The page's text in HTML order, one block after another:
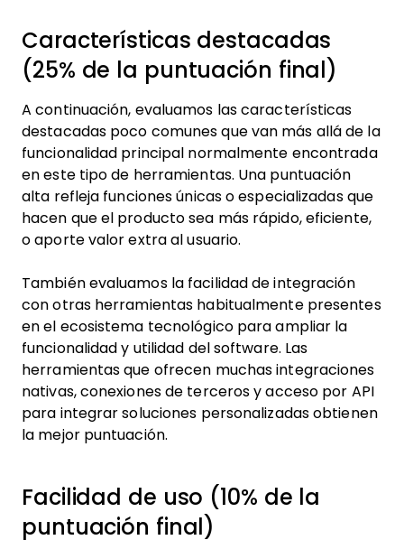
Características destacadas
(25% de la puntuación final)
A continuación, evaluamos las características
destacadas poco comunes que van más allá de la
funcionalidad principal normalmente encontrada
en este tipo de herramientas. Una puntuación
alta refleja funciones únicas o especializadas que
hacen que el producto sea más rápido, eficiente,
o aporte valor extra al usuario.
También evaluamos la facilidad de integración
con otras herramientas habitualmente presentes
en el ecosistema tecnológico para ampliar la
funcionalidad y utilidad del software. Las
herramientas que ofrecen muchas integraciones
nativas, conexiones de terceros y acceso por API
para integrar soluciones personalizadas obtienen
la mejor puntuación.
Facilidad de uso (10% de la
puntuación final)